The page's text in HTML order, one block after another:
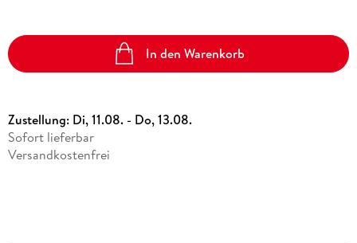
In den Warenkorb
Zustellung: Di, 11.08. - Do, 13.08.
Sofort lieferbar
Versandkostenfrei